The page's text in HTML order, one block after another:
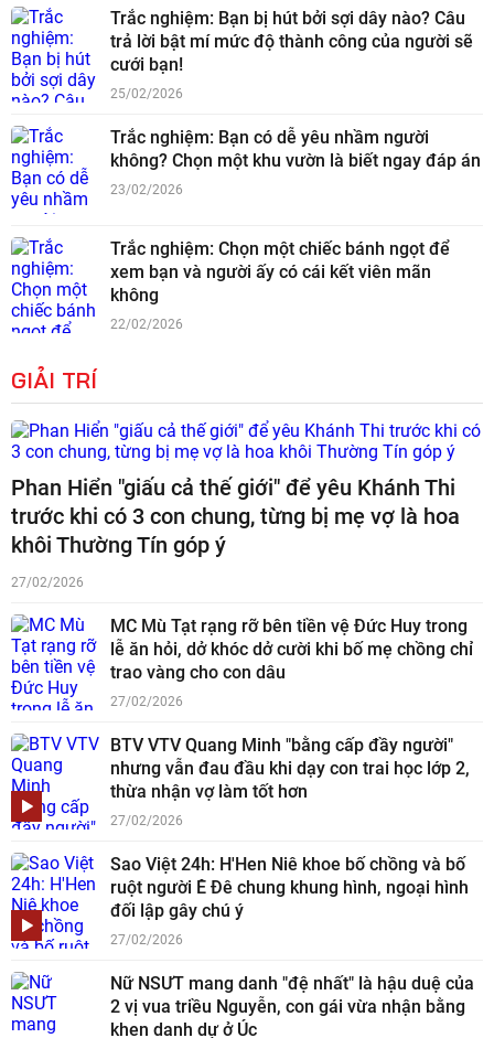
Trắc nghiệm: Bạn bị hút bởi sợi dây nào? Câu
trả lời bật mí mức độ thành công của người sẽ
cưới bạn!
25/02/2026
Trắc nghiệm: Bạn có dễ yêu nhầm người
không? Chọn một khu vườn là biết ngay đáp án
23/02/2026
Trắc nghiệm: Chọn một chiếc bánh ngọt để
xem bạn và người ấy có cái kết viên mãn
không
22/02/2026
GIẢI TRÍ
Phan Hiển "giấu cả thế giới" để yêu Khánh Thi
trước khi có 3 con chung, từng bị mẹ vợ là hoa
khôi Thường Tín góp ý
27/02/2026
MC Mù Tạt rạng rỡ bên tiền vệ Đức Huy trong
lễ ăn hỏi, dở khóc dở cười khi bố mẹ chồng chỉ
trao vàng cho con dâu
27/02/2026
BTV VTV Quang Minh "bằng cấp đầy người"
nhưng vẫn đau đầu khi dạy con trai học lớp 2,
thừa nhận vợ làm tốt hơn
27/02/2026
Sao Việt 24h: H'Hen Niê khoe bố chồng và bố
ruột người Ê Đê chung khung hình, ngoại hình
đối lập gây chú ý
27/02/2026
Nữ NSƯT mang danh "đệ nhất" là hậu duệ của
2 vị vua triều Nguyễn, con gái vừa nhận bằng
khen danh dự ở Úc